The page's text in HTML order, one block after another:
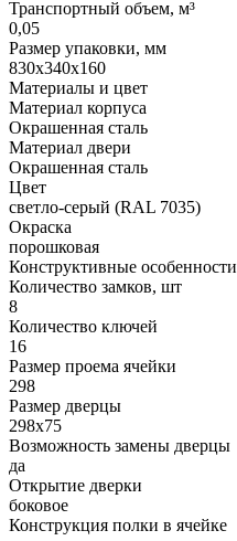
Транспортный объем, м³
0,05
Размер упаковки, мм
830х340х160
Материалы и цвет
Материал корпуса
Окрашенная сталь
Материал двери
Окрашенная сталь
Цвет
светло-серый (RAL 7035)
Окраска
порошковая
Конструктивные особенности
Количество замков, шт
8
Количество ключей
16
Размер проема ячейки
298
Размер дверцы
298х75
Возможность замены дверцы
да
Открытие дверки
боковое
Конструкция полки в ячейке